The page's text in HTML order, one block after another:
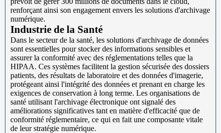
renforçant ainsi son engagement envers les solutions d'archivage
numérique.
Industrie de la Santé
Dans le secteur de la santé, les solutions d'archivage de données
sont essentielles pour stocker des informations sensibles et
assurer la conformité avec des réglementations telles que la
HIPAA. Ces systèmes facilitent la gestion sécurisée des dossiers
patients, des résultats de laboratoire et des données d'imagerie,
protégeant ainsi l'intégrité des données et prenant en charge les
exigences de conservation à long terme. Les organisations de
santé utilisant l'archivage électronique ont signalé des
améliorations significatives tant en matière d'efficacité que de
conformité réglementaire, ce qui en fait une composante vitale
de leur stratégie numérique.